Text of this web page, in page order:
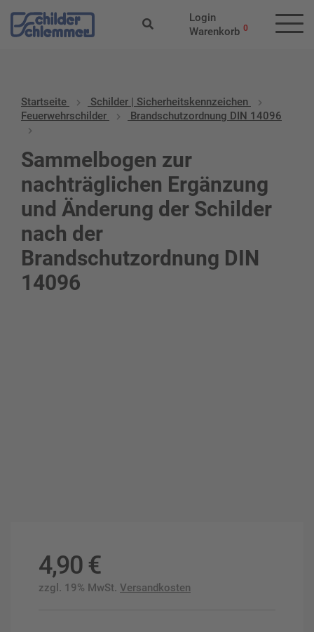
Login
Warenkorb 0
Startseite
Schilder | Sicherheitskennzeichen
Feuerwehrschilder
Brandschutzordnung DIN 14096
Sammelbogen zur
nachträglichen Ergänzung
und Änderung der Schilder
nach der
Brandschutzordnung DIN
14096
4,90 €
zzgl. 19% MwSt. Versandkosten